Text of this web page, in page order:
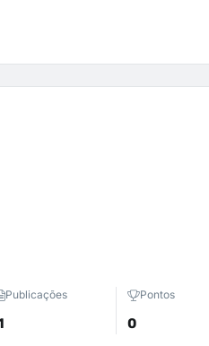
Publicações Pontos
0